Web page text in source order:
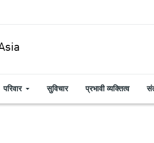
परिवार सुविचार प्रभावी व्यक्तित्व